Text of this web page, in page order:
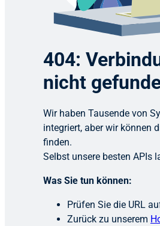
404:
nicht
Wir haben Tausende von
integriert, aber wir können
finden.
Selbst unsere besten APIs
Was Sie tun können:
Prüfen Sie die URL
Zurück zu unserem